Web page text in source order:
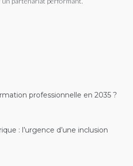
professionnelle en 2035 ?
: l’urgence d’une inclusion